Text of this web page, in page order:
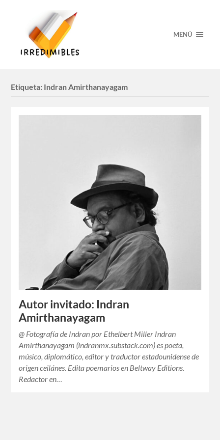
MENÚ
Etiqueta: Indran Amirthanayagam
Autor invitado: Indran
Amirthanayagam
@ Fotografía de Indran por Ethelbert Miller Indran
Amirthanayagam (indranmx.substack.com) es poeta,
músico, diplomático, editor y traductor estadounidense de
origen ceilánes. Edita poemarios en Beltway Editions.
Redactor en…